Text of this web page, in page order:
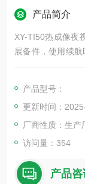
产品简介
XY-TI50热成像夜
展备件，使用续
打造了一款“成像
产品型号：
更新时间：
厂商性质：生产
访问量：354
产品咨